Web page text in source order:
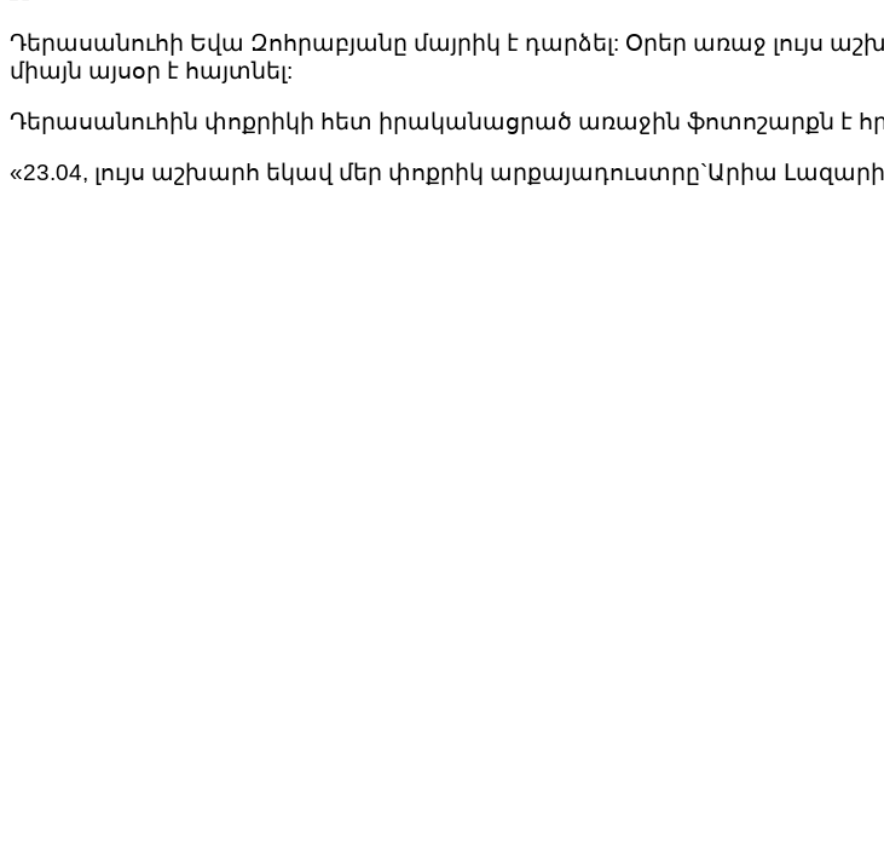
Դերասանուհի Եվա Զոհրաբյանը մայրիկ է դարձել: Օրեր առաջ լույս
միայն այսօր է հայտնել:
Դերասանուհին փոքրիկի հետ իրականացրած առաջին ֆոտոշարքն է
«23.04, լույս աշխարհ եկավ մեր փոքրիկ արքայադուստրը`Արիա